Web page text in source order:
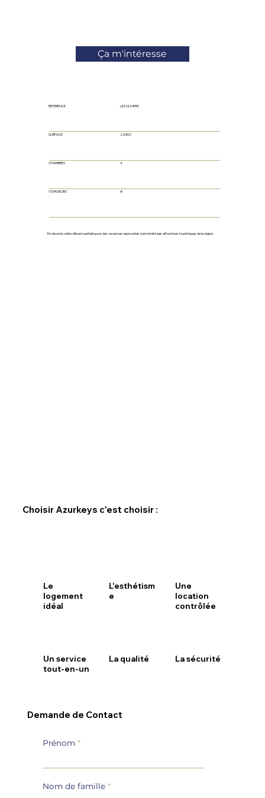
RÉFÉRENCE LES OLIVIERS
SURFACE 220M2
CHAMBRES 4
VOYAGEURS 8
En résumé, cette villa est parfaite pour des vacances reposantes à proximité des attractions touristiques de la région.
Ça m'intéresse
Choisir Azurkeys c'est choisir :
Le
logement
idéal
L'esthétism
e
Une
location
contrôlée
Un service
tout-en-un
La qualité La sécurité
Demande de Contact
Prénom
Nom de famille